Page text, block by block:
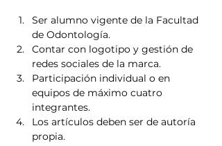
Ser alumno vigente de la Facultad
de Odontología.
Contar con logotipo y gestión de
redes sociales de la marca.
Participación individual o en
equipos de máximo cuatro
integrantes.
Los artículos deben ser de autoría
propia.